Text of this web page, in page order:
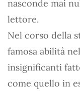
nasconde mai
lettore.
Nel corso della
famosa abilità
insignificanti
come quello in